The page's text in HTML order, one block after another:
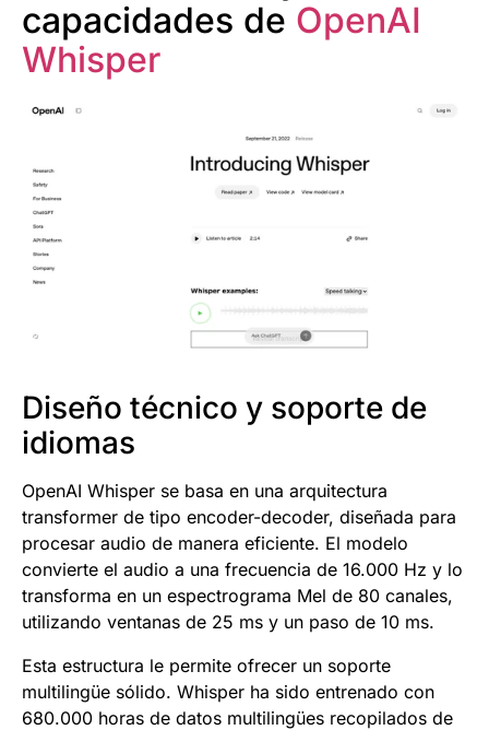
capacidades de OpenAI
Whisper
Diseño técnico y soporte de
idiomas
OpenAI Whisper se basa en una arquitectura
transformer de tipo encoder-decoder, diseñada para
procesar audio de manera eficiente. El modelo
convierte el audio a una frecuencia de 16.000 Hz y lo
transforma en un espectrograma Mel de 80 canales,
utilizando ventanas de 25 ms y un paso de 10 ms.
Esta estructura le permite ofrecer un soporte
multilingüe sólido. Whisper ha sido entrenado con
680.000 horas de datos multilingües recopilados de